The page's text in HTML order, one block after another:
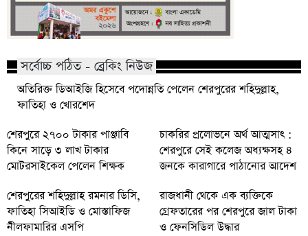
সর্বোচ্চ পঠিত - ব্রেকিং নিউজ
অতিরিক্ত ডিআইজি হিসেবে পদোন্নতি পেলেন শেরপুরের শহিদুল্লাহ,
ফাতিহা ও খোরশেদ
শেরপুরে ২৭০০ টাকার পাঞ্জাবি
কিনে সাড়ে ৩ লাখ টাকার
মোটরসাইকেল পেলেন শিক্ষক
চাকরির প্রলোভনে অর্থ আত্মসাৎ :
শেরপুরে সেই কলেজ অধ্যক্ষসহ ৪
জনকে কারাগারে পাঠানোর আদেশ
শেরপুরের শহিদুল্লাহ রমনার ডিসি,
ফাতিহা সিআইডি ও মোস্তাফিজ
নীলফামারির এসপি
রাজধানী থেকে এক ব্যক্তিকে
গ্রেফতারের পর শেরপুরে জাল টাকা
ও ফেনসিডিল উদ্ধার